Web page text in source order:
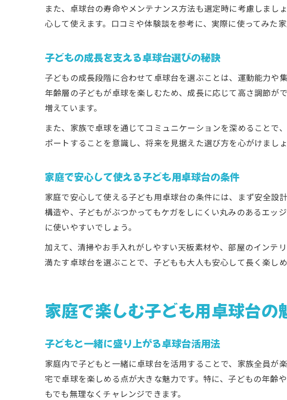
無理な
メンテ
家庭で長
また、卓球台の寿命やメンテナンス方法も選定時に考慮しま
心して使えます。口コミや体験談を参考に、実際に使ってみた
子どもの成長を支える卓球台選びの秘訣
子どもの成長段階に合わせて卓球台を選ぶことは、運動能力や
年齢層の子どもが卓球を楽しむため、成長に応じて高さ調節
増えています。
また、家族で卓球を通じてコミュニケーションを深めること
ポートすることを意識し、将来を見据えた選び方を心がけましょ
家庭で安心して使える子ども用卓球台の条件
家庭で安心して使える子ども用卓球台の条件には、まず安全設
構造や、子どもがぶつかってもケガをしにくい丸みのあるエッ
に使いやすいでしょう。
加えて、清掃やお手入れがしやすい天板素材や、部屋のインテ
満たす卓球台を選ぶことで、子どもも大人も安心して長く楽し
家庭で楽しむ子ども用卓球台の
子どもと一緒に盛り上がる卓球台活用法
家庭内で子どもと一緒に卓球台を活用することで、家族全員が
宅で卓球を楽しめる点が大きな魅力です。特に、子どもの年齢
もでも無理なくチャレンジできます。